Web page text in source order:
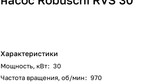
Характеристики
Мощность, кВт: 30
Частота вращения, об/мин: 970